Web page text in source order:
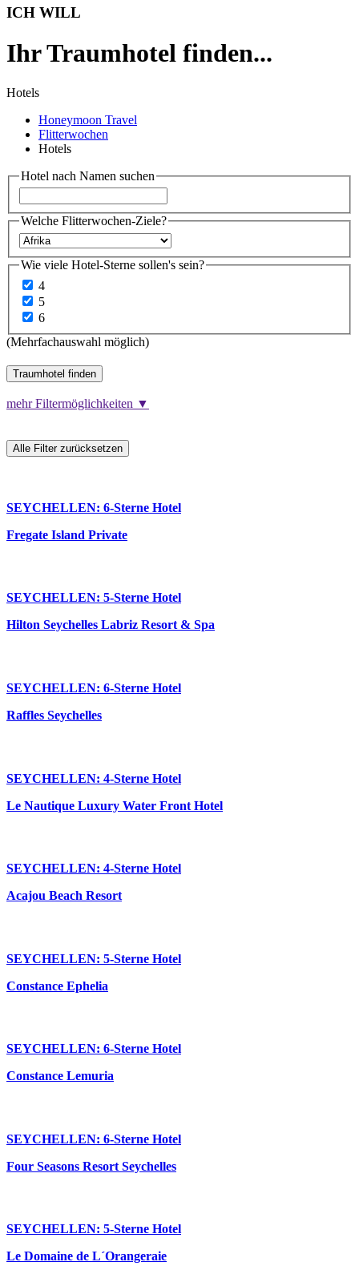
ICH WILL
Ihr Traumhotel finden...
Hotels
Honeymoon Travel
Flitterwochen
Hotels
Hotel nach Namen suchen
Welche Flitterwochen-Ziele?
Wie viele Hotel-Sterne sollen's sein?
4
5
6
(Mehrfachauswahl möglich)
Traumhotel finden
mehr Filtermöglichkeiten ▼
Alle Filter zurücksetzen
SEYCHELLEN: 6-Sterne Hotel
Fregate Island Private
SEYCHELLEN: 5-Sterne Hotel
Hilton Seychelles Labriz Resort & Spa
SEYCHELLEN: 6-Sterne Hotel
Raffles Seychelles
SEYCHELLEN: 4-Sterne Hotel
Le Nautique Luxury Water Front Hotel
SEYCHELLEN: 4-Sterne Hotel
Acajou Beach Resort
SEYCHELLEN: 5-Sterne Hotel
Constance Ephelia
SEYCHELLEN: 6-Sterne Hotel
Constance Lemuria
SEYCHELLEN: 6-Sterne Hotel
Four Seasons Resort Seychelles
SEYCHELLEN: 5-Sterne Hotel
Le Domaine de L´Orangeraie